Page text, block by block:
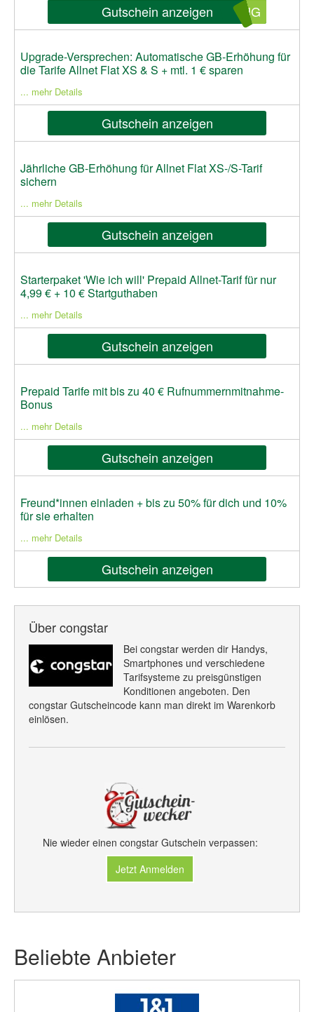
Gutschein anzeigen UNG
Upgrade-Versprechen: Automatische GB-Erhöhung für
die Tarife Allnet Flat XS & S + mtl. 1 € sparen
... mehr Details
Gutschein anzeigen
Jährliche GB-Erhöhung für Allnet Flat XS-/S-Tarif
sichern
... mehr Details
Gutschein anzeigen
Starterpaket 'Wie ich will' Prepaid Allnet-Tarif für nur
4,99 € + 10 € Startguthaben
... mehr Details
Gutschein anzeigen
Prepaid Tarife mit bis zu 40 € Rufnummernmitnahme-
Bonus
... mehr Details
Gutschein anzeigen
Freund*innen einladen + bis zu 50% für dich und 10%
für sie erhalten
... mehr Details
Gutschein anzeigen
Über congstar
Bei congstar werden dir Handys,
Smartphones und verschiedene
Tarifsysteme zu preisgünstigen
Konditionen angeboten. Den
congstar Gutscheincode kann man direkt im Warenkorb
einlösen.
Nie wieder einen congstar Gutschein verpassen:
Jetzt Anmelden
Beliebte Anbieter